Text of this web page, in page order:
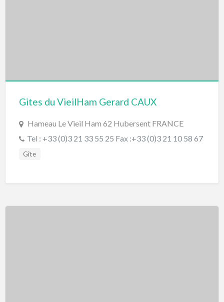
Gites du VieilHam Gerard CAUX
Hameau Le Vieil Ham 62 Hubersent FRANCE
Tel : +33 (0)3 21 33 55 25 Fax :+33 (0)3 21 10 58 67
Gîte